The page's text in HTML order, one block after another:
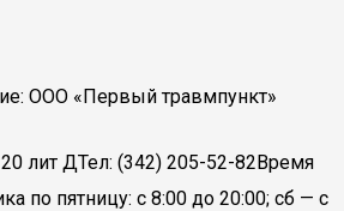
ООО «Первый травмпункт»
лит ДТел: (342) 205-52-82Время
по пятницу: с 8:00 до 20:00; сб — с